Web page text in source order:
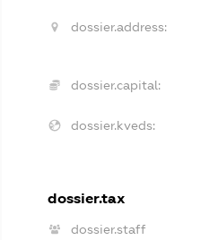
dossier.address:
dossier.capital:
dossier.kveds:
dossier.tax
dossier.staff